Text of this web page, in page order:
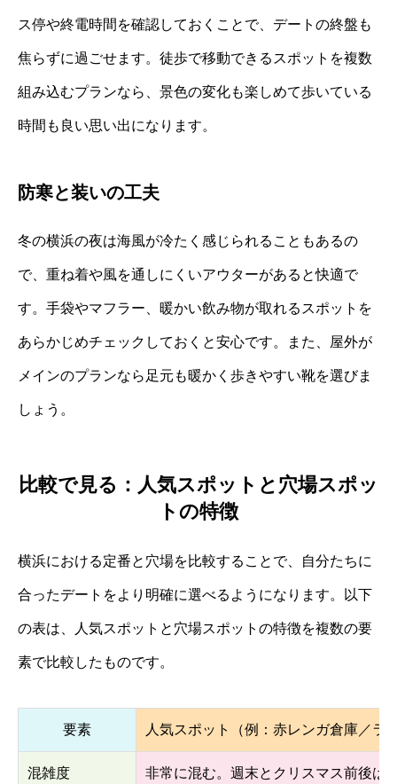
ス停や終電時間を確認しておくことで、デートの終盤も
焦らずに過ごせます。徒歩で移動できるスポットを複数
組み込むプランなら、景色の変化も楽しめて歩いている
時間も良い思い出になります。
防寒と装いの工夫
冬の横浜の夜は海風が冷たく感じられることもあるの
で、重ね着や風を通しにくいアウターがあると快適で
す。手袋やマフラー、暖かい飲み物が取れるスポットを
あらかじめチェックしておくと安心です。また、屋外が
メインのプランなら足元も暖かく歩きやすい靴を選びま
しょう。
比較で見る：人気スポットと穴場スポッ
トの特徴
横浜における定番と穴場を比較することで、自分たちに
合ったデートをより明確に選べるようになります。以下
の表は、人気スポットと穴場スポットの特徴を複数の要
素で比較したものです。
要素 人気スポット（例：赤レンガ倉庫／ラ
混雑度 非常に混む。週末とクリスマス前後は